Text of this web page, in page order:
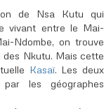
de Nsa Kutu qui
vivant entre le Mai-
Ndombe, on trouve
Nkutu. Mais cette
Kasaï. Les deux
les géographes